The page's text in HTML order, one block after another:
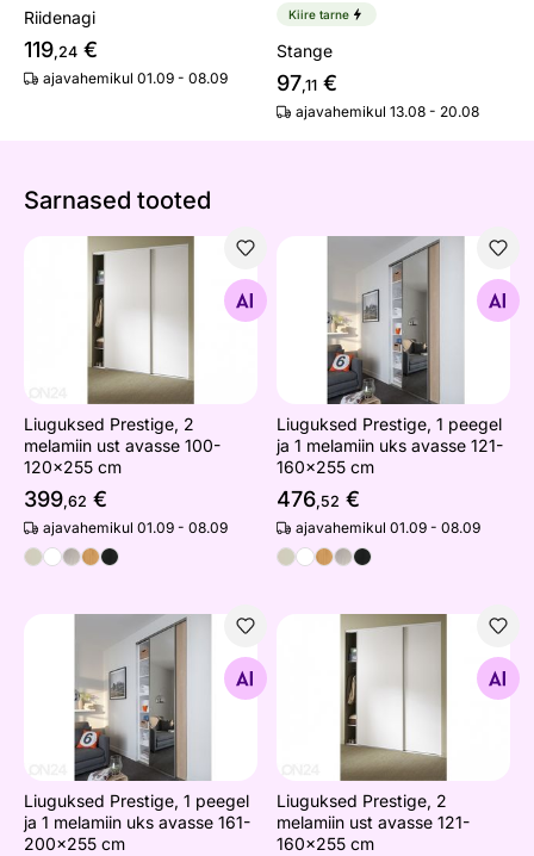
Riidenagi
119,24 €
ajavahemikul 01.09 - 08.09
Kiire tarne
Stange
97,11 €
ajavahemikul 13.08 - 20.08
Sarnased tooted
Liuguksed Prestige, 2 melamiin ust avasse 100-
Liuguksed Prestige, 2
melamiin ust avasse 100-
120x255 cm
399,62 €
ajavahemikul 01.09 - 08.09
Liuguksed Prestige, 1
Otsi sarnaseid
Liuguksed Prestige, 1 peegel
ja 1 melamiin uks avasse 121-
160x255 cm
476,52 €
ajavahemikul 01.09 - 08.09
Liuguksed Prestige, 1 peegel ja 1 melamiin uks avasse
Otsi sarnaseid
Liuguksed Prestige, 1 peegel
ja 1 melamiin uks avasse 161-
200x255 cm
Liuguksed Prestige, 2
Liuguksed Prestige, 2
melamiin ust avasse 121-
160x255 cm